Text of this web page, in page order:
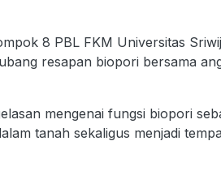
8 PBL FKM Universitas
resapan biopori bersama
mengenai fungsi biopori
tanah sekaligus menjadi